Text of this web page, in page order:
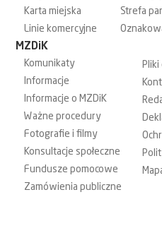
Karta miejska
Linie komercyjne
Strefa
MZDiK
Komunikaty
Informacje
Informacje o MZDiK
Ważne procedury
Fotografie i filmy
Konsultacje społeczne
Fundusze pomocowe
Zamówienia publiczne